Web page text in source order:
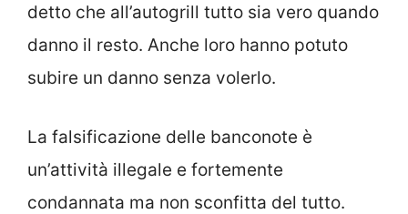
detto che all’autogrill tutto sia vero quando
danno il resto. Anche loro hanno potuto
subire un danno senza volerlo.
La falsificazione delle banconote è
un’attività illegale e fortemente
condannata ma non sconfitta del tutto.